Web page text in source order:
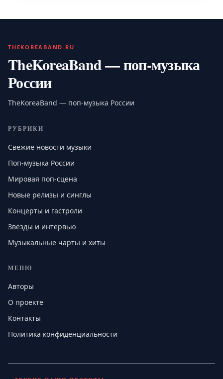
THEKOREABAND.RU
TheKoreaBand — поп-музыка
России
TheKoreaBand — поп-музыка России
РУБРИКИ
Свежие новости музыки
Поп-музыка России
Мировая поп-сцена
Новые релизы и синглы
Концерты и гастроли
Звёзды и интервью
Музыкальные чарты и хиты
МЕНЮ
Авторы
О проекте
Контакты
Политика конфиденциальности